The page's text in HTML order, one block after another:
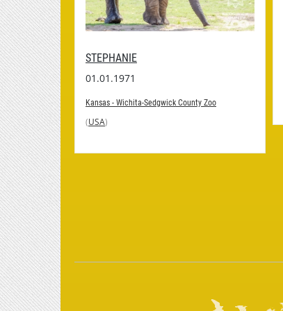
Zoo
STEPHANIE
01.01.1971
Kansas - Wichita-Sedgwick County Zoo
(USA)